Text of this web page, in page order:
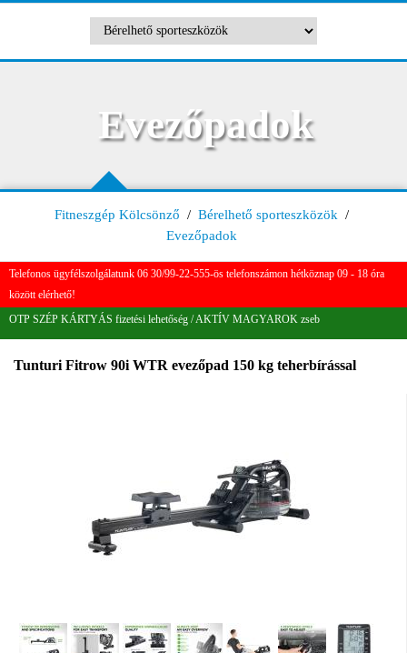
Evezőpadok
Fitneszgép Kölcsönző / Bérelhető sporteszközök /
Evezőpadok
Telefonos ügyfélszolgálatunk 06 30/99-22-555-ös telefonszámon hétköznap 09 - 18 óra
között elérhető!
OTP SZÉP KÁRTYÁS fizetési lehetőség / AKTÍV MAGYAROK zseb
Tunturi Fitrow 90i WTR evezőpad 150 kg teherbírással